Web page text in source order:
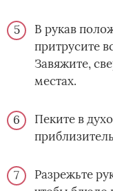
В рукав
притрусите
Завяжите,
местах.
Пеките в
Разрежьте